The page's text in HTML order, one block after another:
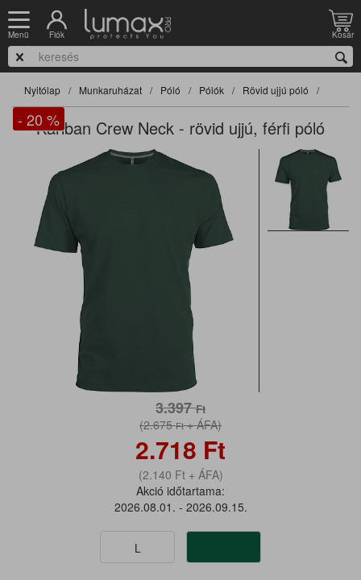
Menü Fiók Kosár
Nyitólap Munkaruházat Póló Pólók Rövid ujjú póló
Kariban Crew Neck - rövid ujjú, férfi póló
- 20 %
3.397Ft
(2.675Ft+ ÁFA)
2.718 Ft
(2.140 Ft+ ÁFA)
Akció időtartama:
2026.08.01. - 2026.09.15.
L